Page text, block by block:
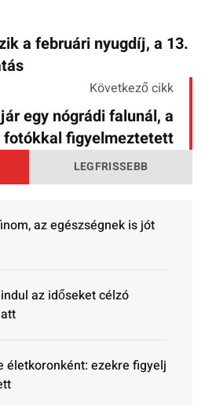
a februári nyugdíj, a 13.
Következő cikk
egy nógrádi falunál, a
fotókkal figyelmeztetett
LEGFRISSEBB
az egészségnek is jót
az időseket célzó
életkoronként: ezekre figyelj